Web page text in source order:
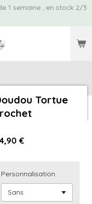
1 semaine , en stock 2/3
Tortue
€
Personnalisation